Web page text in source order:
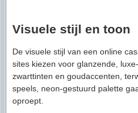
Visuele stijl en toon
De visuele stijl van een online
sites kiezen voor glanzende,
zwarttinten en goudaccenten,
speels, neon-gestuurd palette
oproept.